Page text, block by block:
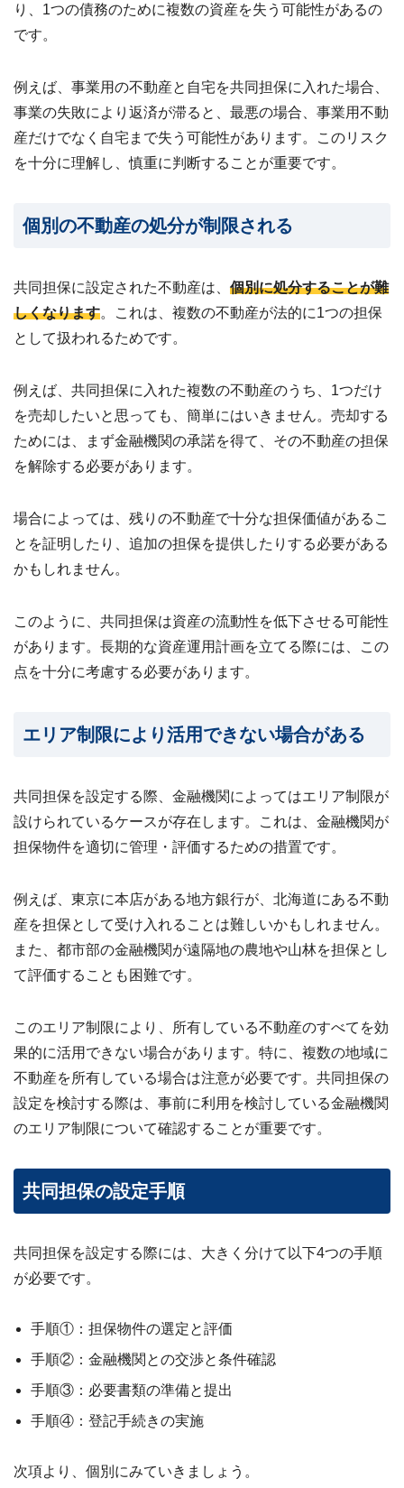
り、1つの債務のために複数の資産を失う可能性があるの
です。
例えば、事業用の不動産と自宅を共同担保に入れた場合、
事業の失敗により返済が滞ると、最悪の場合、事業用不動
産だけでなく自宅まで失う可能性があります。このリスク
を十分に理解し、慎重に判断することが重要です。
個別の不動産の処分が制限される
共同担保に設定された不動産は、 個別に処分することが難
しくなります。これは、複数の不動産が法的に1つの担保
として扱われるためです。
例えば、共同担保に入れた複数の不動産のうち、1つだけ
を売却したいと思っても、簡単にはいきません。売却する
ためには、まず金融機関の承諾を得て、その不動産の担保
を解除する必要があります。
場合によっては、残りの不動産で十分な担保価値があるこ
とを証明したり、追加の担保を提供したりする必要がある
かもしれません。
このように、共同担保は資産の流動性を低下させる可能性
があります。長期的な資産運用計画を立てる際には、この
点を十分に考慮する必要があります。
エリア制限により活用できない場合がある
共同担保を設定する際、金融機関によってはエリア制限が
設けられているケースが存在します。これは、金融機関が
担保物件を適切に管理・評価するための措置です。
例えば、東京に本店がある地方銀行が、北海道にある不動
産を担保として受け入れることは難しいかもしれません。
また、都市部の金融機関が遠隔地の農地や山林を担保とし
て評価することも困難です。
このエリア制限により、所有している不動産のすべてを効
果的に活用できない場合があります。特に、複数の地域に
不動産を所有している場合は注意が必要です。共同担保の
設定を検討する際は、事前に利用を検討している金融機関
のエリア制限について確認することが重要です。
共同担保の設定手順
共同担保を設定する際には、大きく分けて以下4つの手順
が必要です。
手順①：担保物件の選定と評価
手順②：金融機関との交渉と条件確認
手順③：必要書類の準備と提出
手順④：登記手続きの実施
次項より、個別にみていきましょう。